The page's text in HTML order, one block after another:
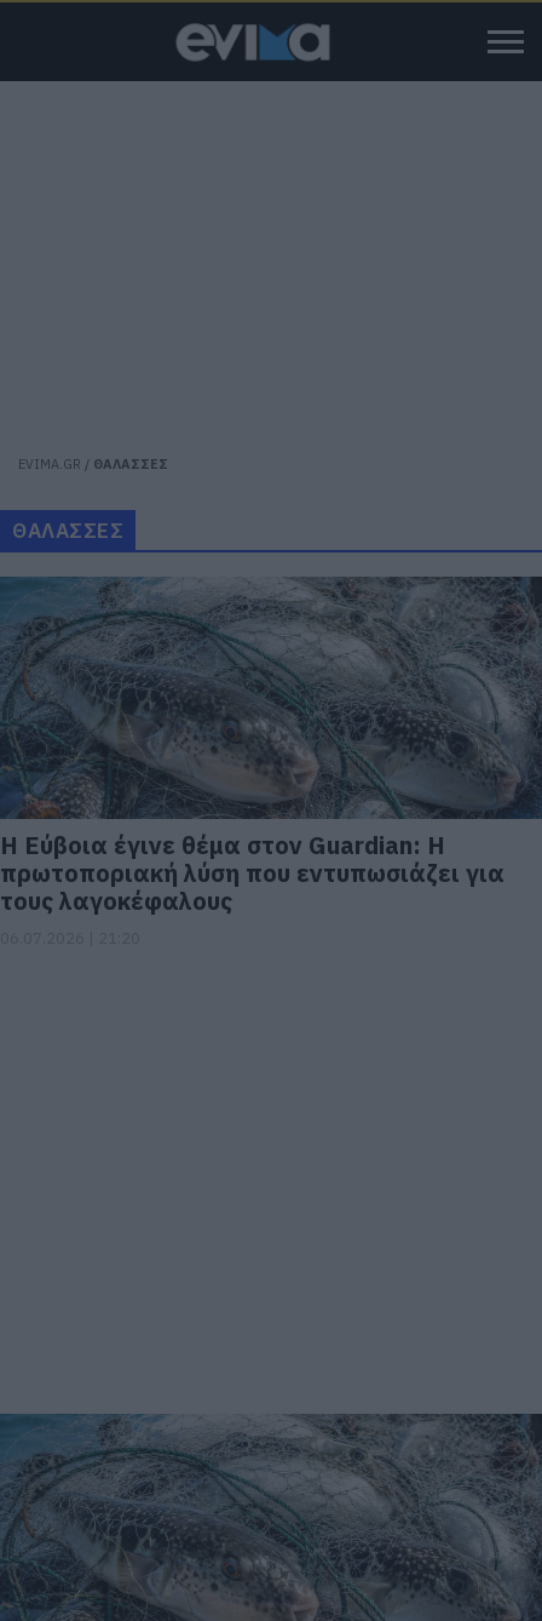
EVIMA.GR / ΘΑΛΑΣΣΕΣ
ΘΑΛΑΣΣΕΣ
Η Εύβοια έγινε θέμα στον Guardian: Η
πρωτοποριακή λύση που εντυπωσιάζει για
τους λαγοκέφαλους